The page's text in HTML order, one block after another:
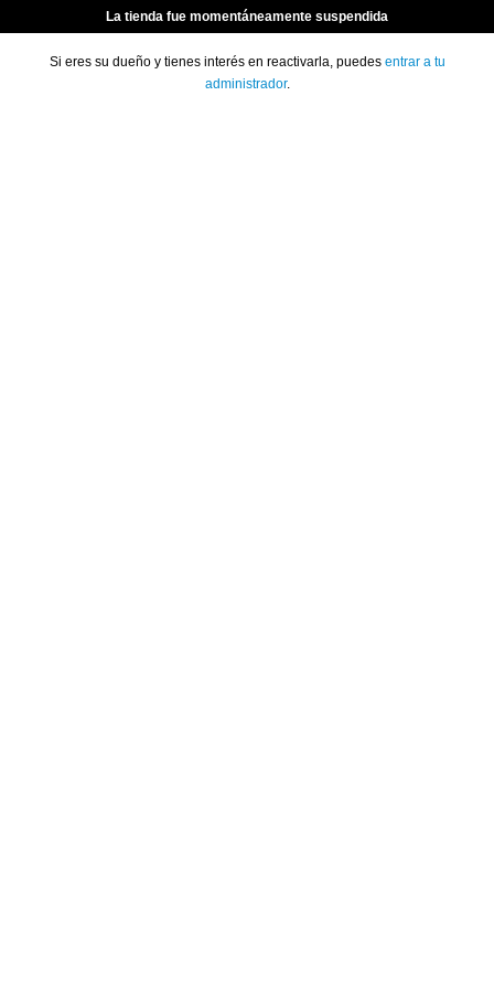
La tienda fue momentáneamente suspendida
Si eres su dueño y tienes interés en reactivarla, puedes entrar a tu
administrador.